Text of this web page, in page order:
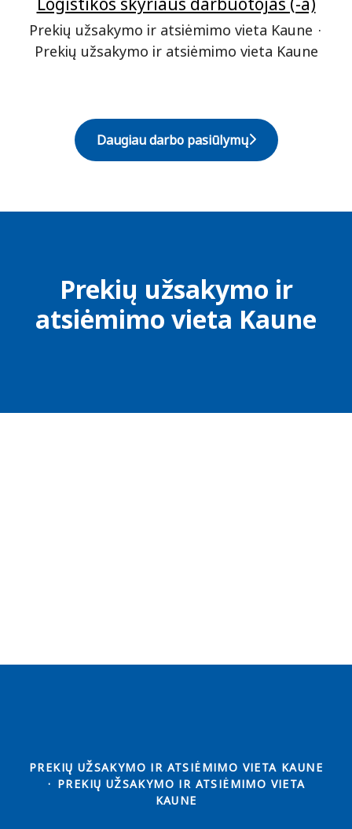
Prekių užsakymo ir atsiėmimo vieta Kaune ·
Prekių užsakymo ir atsiėmimo vieta Kaune
Daugiau darbo pasiūlymų
Prekių užsakymo ir
atsiėmimo vieta Kaune
PREKIŲ UŽSAKYMO IR ATSIĖMIMO VIETA KAUNE
· PREKIŲ UŽSAKYMO IR ATSIĖMIMO VIETA
KAUNE